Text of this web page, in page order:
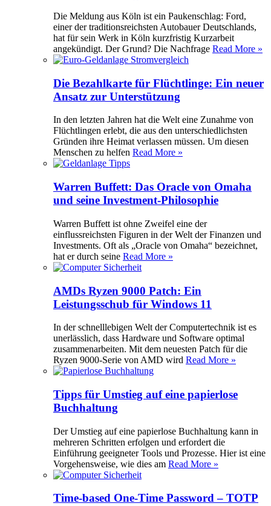
Die Meldung aus Köln ist ein Paukenschlag: Ford,
einer der traditionsreichsten Autobauer Deutschlands,
hat für sein Werk in Köln kurzfristig Kurzarbeit
angekündigt. Der Grund? Die Nachfrage Read More »
Die Bezahlkarte für Flüchtlinge: Ein neuer
Ansatz zur Unterstützung
In den letzten Jahren hat die Welt eine Zunahme von
Flüchtlingen erlebt, die aus den unterschiedlichsten
Gründen ihre Heimat verlassen müssen. Um diesen
Menschen zu helfen Read More »
Warren Buffett: Das Oracle von Omaha
und seine Investment-Philosophie
Warren Buffett ist ohne Zweifel eine der
einflussreichsten Figuren in der Welt der Finanzen und
Investments. Oft als „Oracle von Omaha“ bezeichnet,
hat er durch seine Read More »
AMDs Ryzen 9000 Patch: Ein
Leistungsschub für Windows 11
In der schnelllebigen Welt der Computertechnik ist es
unerlässlich, dass Hardware und Software optimal
zusammenarbeiten. Mit dem neuesten Patch für die
Ryzen 9000-Serie von AMD wird Read More »
Tipps für Umstieg auf eine papierlose
Buchhaltung
Der Umstieg auf eine papierlose Buchhaltung kann in
mehreren Schritten erfolgen und erfordert die
Einführung geeigneter Tools und Prozesse. Hier ist eine
Vorgehensweise, wie dies am Read More »
Time-based One-Time Password – TOTP